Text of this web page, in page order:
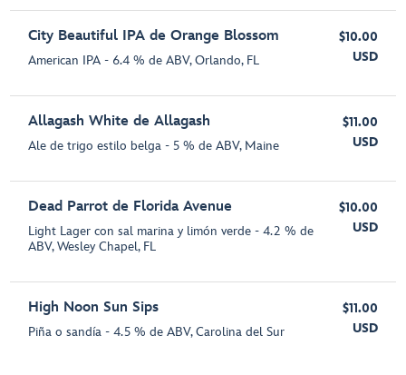
City Beautiful IPA de Orange Blossom
American IPA - 6.4 % de ABV, Orlando, FL
$10.00
USD
Allagash White de Allagash
Ale de trigo estilo belga - 5 % de ABV, Maine
$11.00
USD
Dead Parrot de Florida Avenue
Light Lager con sal marina y limón verde - 4.2 % de
ABV, Wesley Chapel, FL
$10.00
USD
High Noon Sun Sips
Piña o sandía - 4.5 % de ABV, Carolina del Sur
$11.00
USD